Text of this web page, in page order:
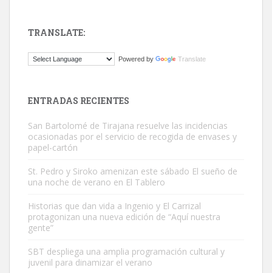
El ayuntamiento se va a llevar a Los Gatos callejeros de la zona los
Este gato macho ha aparecido en la calle hace menos de un mes,
es muy manso y extremadamente cari...
Leales.org » Gran Canaria
TRANSLATE:
Powered by Translate
ENTRADAS RECIENTES
San Bartolomé de Tirajana resuelve las incidencias
ocasionadas por el servicio de recogida de envases y
papel-cartón
St. Pedro y Siroko amenizan este sábado El sueño de
una noche de verano en El Tablero
Historias que dan vida a Ingenio y El Carrizal
protagonizan una nueva edición de “Aquí nuestra
gente”
SBT despliega una amplia programación cultural y
juvenil para dinamizar el verano